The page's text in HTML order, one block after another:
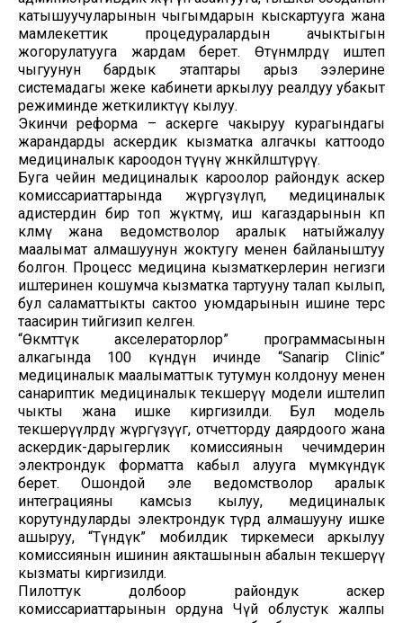
катышуучуларынын чыгымдарын кыскартууга жана
мамлекеттик процедуралардын ачыктыгын
жогорулатууга жардам берет. Өтүнмөлөрдү иштеп
чыгуунун бардык этаптары арыз ээлерине
системадагы жеке кабинети аркылуу реалдуу убакыт
режиминде жеткиликтүү кылуу.
Экинчи реформа – аскерге чакыруу курагындагы
жарандарды аскердик кызматка алгачкы каттоодо
медициналык кароодон өтүүнү жөнөкөйлөштүрүү.
Буга чейин медициналык кароолор райондук аскер
комиссариаттарында жүргүзүлүп, медициналык
адистердин бир топ жүктөмү, иш кагаздарынын көп
көлөмү жана ведомстволор аралык натыйжалуу
маалымат алмашуунун жоктугу менен байланыштуу
болгон. Процесс медицина кызматкерлерин негизги
иштеринен кошумча кызматка тартууну талап кылып,
бул саламаттыкты сактоо уюмдарынын ишине терс
таасирин тийгизип келген.
“Өкмөттүк акселераторлор” программасынын
алкагында 100 күндүн ичинде “Sanarip Clinic”
медициналык маалыматтык тутумун колдонуу менен
санариптик медициналык текшерүү модели иштелип
чыкты жана ишке киргизилди. Бул модель
текшерүүлөрдү жүргүзүүгө, отчетторду даярдоого жана
аскердик-дарыгерлик комиссиянын чечимдерин
электрондук форматта кабыл алууга мүмкүндүк
берет. Ошондой эле ведомстволор аралык
интеграцияны камсыз кылуу, медициналык
корутундуларды электрондук түрдө алмашууну ишке
ашыруу, “Түндүк” мобилдик тиркемеси аркылуу
комиссиянын ишинин аякташынын абалын текшерүү
кызматы киргизилди.
Пилоттук долбоор райондук аскер
комиссариаттарынын ордуна Чүй облустук жалпы